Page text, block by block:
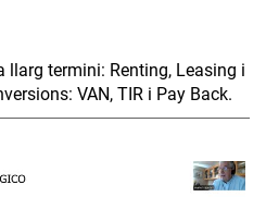
llarg termini: Renting, Leasing i
VAN, TIR i Pay Back.